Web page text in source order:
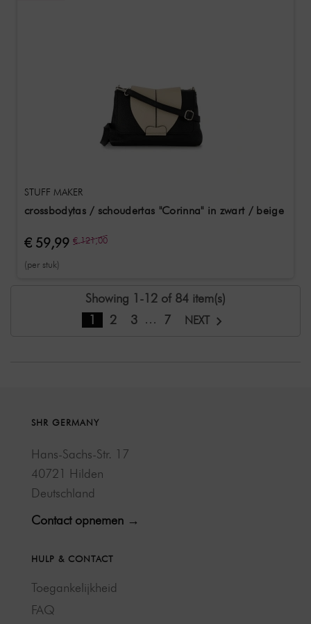
STUFF MAKER
crossbodytas / schoudertas "Corinna" in zwart / beige
€ 59,99 € 121,00
(per stuk)
Showing 1-12 of 84 item(s)
1
2 3 … 7 NEXT
SHR GERMANY
Hans-Sachs-Str. 17
40721 Hilden
Deutschland
Contact opnemen →
HULP & CONTACT
Toegankelijkheid
FAQ